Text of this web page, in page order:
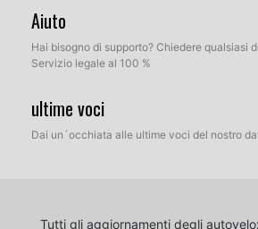
Aiuto
Hai bisogno di supporto? Chiedere qualsiasi
Servizio legale al 100 %
ultime voci
Dai un´occhiata alle ultime voci del nostro
Tutti gli aggiornamenti degli